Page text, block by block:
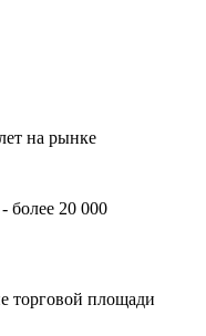
на рынке
более 20 000
торговой площади